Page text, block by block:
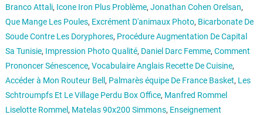
Branco Attali, Icone Iron Plus Problème, Jonathan Cohen Orelsan,
Que Mange Les Poules, Excrément D'animaux Photo, Bicarbonate De
Soude Contre Les Doryphores, Procédure Augmentation De Capital
Sa Tunisie, Impression Photo Qualité, Daniel Darc Femme, Comment
Prononcer Sénescence, Vocabulaire Anglais Recette De Cuisine,
Accéder à Mon Routeur Bell , Palmarès équipe De France Basket, Les
Schtroumpfs Et Le Village Perdu Box Office, Manfred Rommel
Liselotte Rommel , Matelas 90x200 Simmons, Enseignement